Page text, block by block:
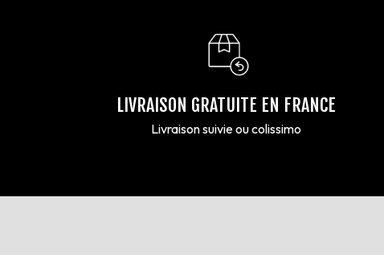
LIVRAISON GRATUITE EN FRANCE
Livraison suivie ou colissimo